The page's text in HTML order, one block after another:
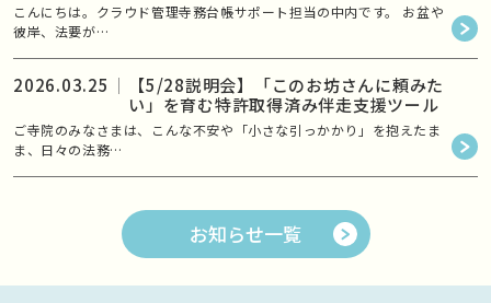
こんにちは。クラウド管理寺務台帳サポート担当の中内です。 お盆や
彼岸、法要が…
2026.03.25
【5/28説明会】「このお坊さんに頼みた
い」を育む特許取得済み伴走支援ツール
ご寺院のみなさまは、こんな不安や「小さな引っかかり」を抱えたま
ま、日々の法務…
お知らせ一覧